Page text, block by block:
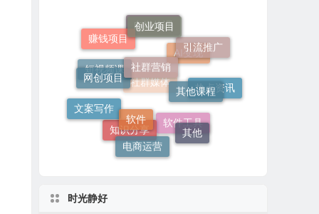
自媒体课
AI变现
社群媒体
短视频课
赚钱项目
创业项目
引流推广
热点资讯
软件工具
知识分享
文案写作
网创项目
社群营销
其他课程
其他
电商运营
软件
时光静好